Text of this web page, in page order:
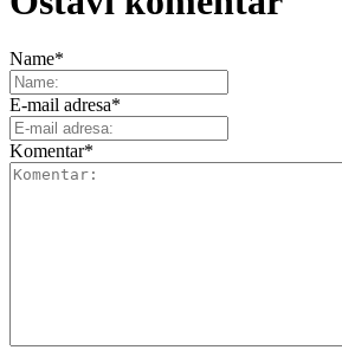
Name*
E-mail adresa*
Komentar*